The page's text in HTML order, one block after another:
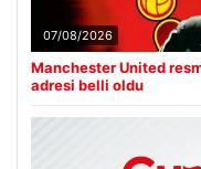
07/08/2026
Manchester United
adresi belli oldu